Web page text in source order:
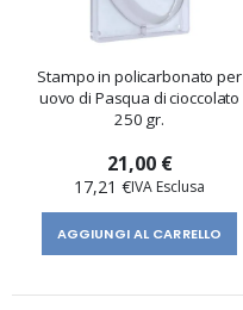
Stampo in policarbonato per
uovo di Pasqua di cioccolato
250 gr.
21,00 €
17,21 €
AGGIUNGI AL CARRELLO